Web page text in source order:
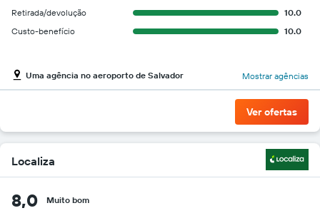
Retirada/devolução
10.0
Custo-benefício
10.0
Uma agência no aeroporto de Salvador Mostrar agências
Ver ofertas
Localiza
8,0 Muito bom